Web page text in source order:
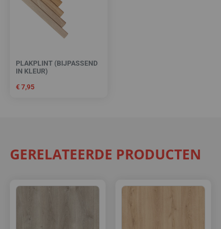
PLAKPLINT (BIJPASSEND
IN KLEUR)
€7,95
GERELATEERDE PRODUCTEN